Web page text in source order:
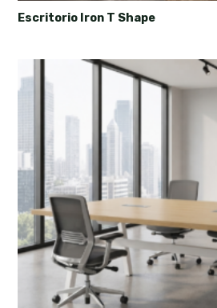
Escritorio Iron T Shape